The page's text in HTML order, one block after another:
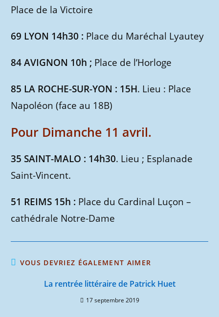
Place de la Victoire
69 LYON 14h30 : Place du Maréchal Lyautey
84 AVIGNON 10h ; Place de l’Horloge
85 LA ROCHE-SUR-YON : 15H. Lieu : Place
Napoléon (face au 18B)
Pour Dimanche 11 avril.
35 SAINT-MALO : 14h30. Lieu ; Esplanade
Saint-Vincent.
51 REIMS 15h : Place du Cardinal Luçon –
cathédrale Notre-Dame
VOUS DEVRIEZ ÉGALEMENT AIMER
La rentrée littéraire de Patrick Huet
17 septembre 2019